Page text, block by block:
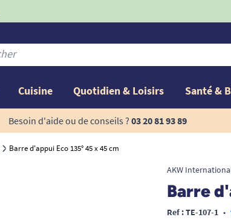
Cuisine Quotidien & Loisirs Santé &
Besoin d'aide ou de conseils ? 03 20 81 93 89
Barre d'appui Eco 135° 45 x 45 cm
AKW
Barre
Ref : TE-107-1 •